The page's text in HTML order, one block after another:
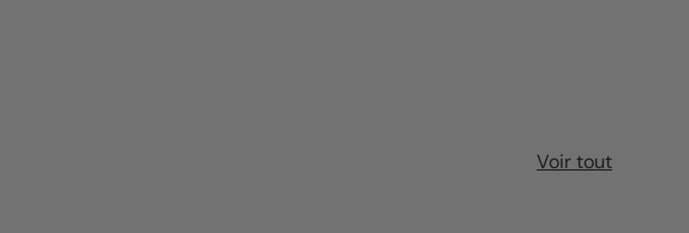
Voir tout